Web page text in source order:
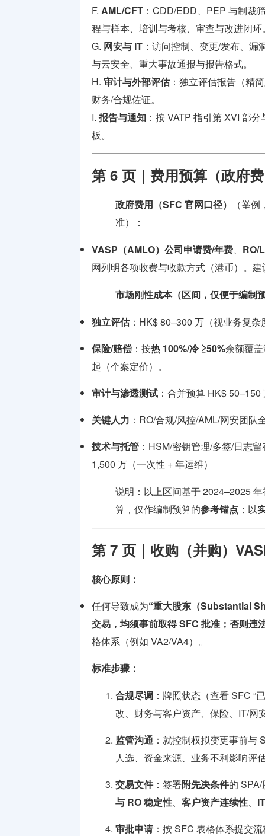
F. AML/CFT ：CDD/EDD、PEP 与制裁
程与样本、培训与考核、审查与改进闭环
G. 网安与 IT ：访问控制、变更/发布、
与云安全、重大事故通报与报告格式。
H. 审计与外部评估：独立评估报告（精
财务/合规佐证。
I. 报告与通知 ：按 VATP 指引第 XVI 部
板。
第 6 页｜费用预算（政府
政府费用（SFC 官网口径）
（举
准）：
VASP（AMLO）公司申请费/年费、 RO/
网列明各项收费与收款方式（港币）。
市场刚性成本（区间，仅便于编制
独立评估：HK$ 80–300 万（视业务复杂
保险/赔偿 ：按热 100%/冷 ≥50%余额覆
起（个案定价）。
审计与渗透测试 ：合并预算 HK$
关键人力 ：RO/合规/风控/AML/网安团
技术与托管 ：HSM/密钥管理/多签/日志
1,500 万（一次性 + 年运维）
说明：以上区间基于 2024–2025
算，仅作编制预算的参考锚点 ；以
第 7 页｜收购（并购）
核心原则：
任何导致成为“重大股东（Substantial
交易， 均须事前取得 SFC 批准 ；否则违
格体系（例如 VA2/VA4）。
标准步骤：
合规尽调 ：牌照状态（查看 SFC “
改、财务与客户资产、保险、IT/网
监管沟通 ：就控制权拟变更事前与
人选、资金来源、业务不利影响评
交易文件：签署附先决条件的
与 RO 稳定性
客户资产连续性
审批申请：按 SFC 表格体系提交